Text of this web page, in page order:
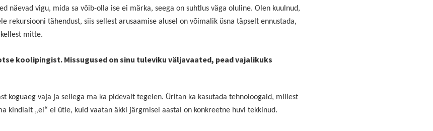
näevad vigu, mida sa võib-olla ise ei märka, seega on suhtlus väga oluline. Olen kuulnud,
rekursiooni tähendust, siis sellest arusaamise alusel on võimalik üsna täpselt ennustada,
mitte.
koolipingist. Missugused on sinu tuleviku väljavaated, pead vajalikuks
koguaeg vaja ja sellega ma ka pidevalt tegelen. Üritan ka kasutada tehnoloogaid, millest
kindlalt „ei“ ei ütle, kuid vaatan äkki järgmisel aastal on konkreetne huvi tekkinud.